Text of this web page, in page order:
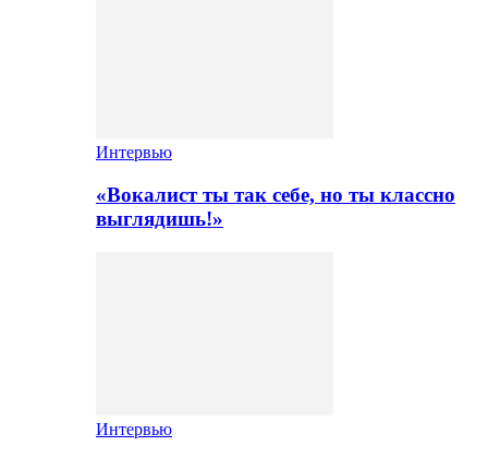
Интервью
«Вокалист ты так себе, но ты классно
выглядишь!»
Интервью